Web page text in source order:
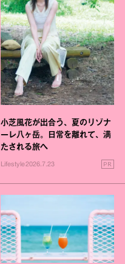
小芝風花が出合う、夏のリゾナ
ーレ八ヶ岳。日常を離れて、満
たされる旅へ
Lifestyle2026.7.23 PR